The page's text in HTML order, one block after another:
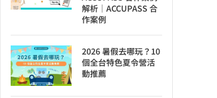
解析｜ACCUPASS 合
作案例
2026 暑假去哪玩？10
個全台特色夏令營活
動推薦